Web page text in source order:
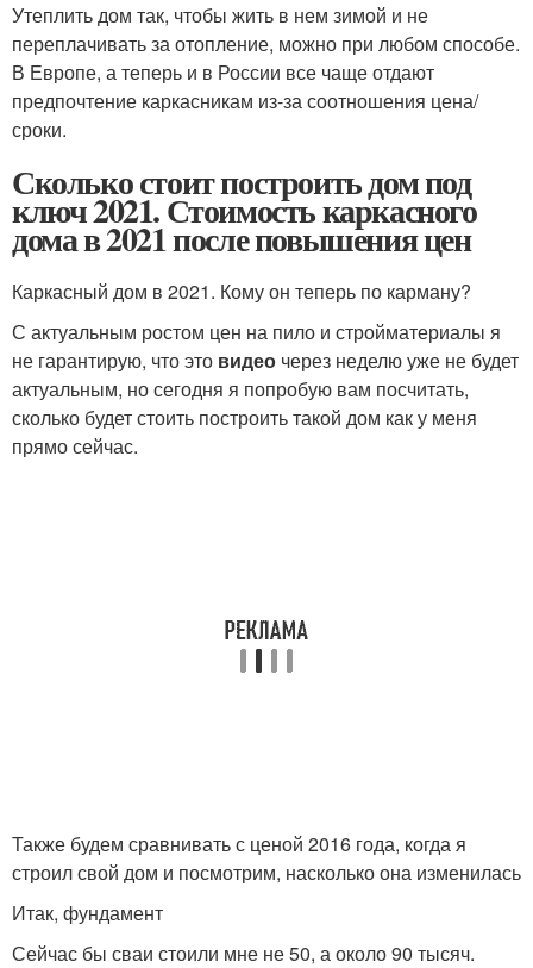
Утеплить дом так, чтобы жить в нем зимой и не
переплачивать за отопление, можно при любом способе.
В Европе, а теперь и в России все чаще отдают
предпочтение каркасникам из-за соотношения цена/
сроки.
Сколько стоит построить дом под
ключ 2021. Стоимость каркасного
дома в 2021 после повышения цен
Каркасный дом в 2021. Кому он теперь по карману?
С актуальным ростом цен на пило и стройматериалы я
не гарантирую, что это видео через неделю уже не будет
актуальным, но сегодня я попробую вам посчитать,
сколько будет стоить построить такой дом как у меня
прямо сейчас.
Также будем сравнивать с ценой 2016 года, когда я
строил свой дом и посмотрим, насколько она изменилась
Итак, фундамент
Сейчас бы сваи стоили мне не 50, а около 90 тысяч.